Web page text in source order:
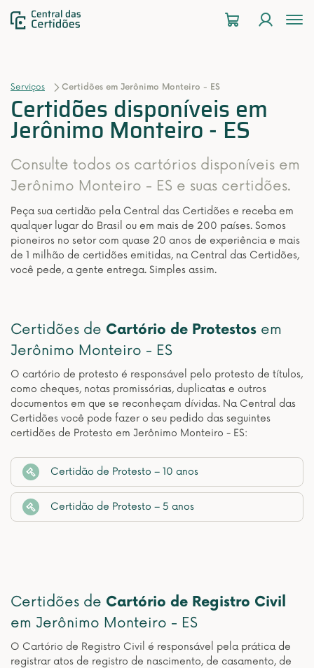
Serviços Certidões em Jerônimo Monteiro - ES
Certidões disponíveis em
Jerônimo Monteiro - ES
Consulte todos os cartórios disponíveis em
Jerônimo Monteiro - ES e suas certidões.
Peça sua certidão pela Central das Certidões e receba em
qualquer lugar do Brasil ou em mais de 200 países. Somos
pioneiros no setor com quase 20 anos de experiência e mais
de 1 milhão de certidões emitidas, na Central das Certidões,
você pede, a gente entrega. Simples assim.
Certidões de Cartório de Protestos em
Jerônimo Monteiro - ES
O cartório de protesto é responsável pelo protesto de títulos,
como cheques, notas promissórias, duplicatas e outros
documentos em que se reconheçam dívidas. Na Central das
Certidões você pode fazer o seu pedido das seguintes
certidões de Protesto em Jerônimo Monteiro - ES:
Certidão de Protesto – 10 anos
Certidão de Protesto – 5 anos
Certidões de Cartório de Registro Civil
em Jerônimo Monteiro - ES
O Cartório de Registro Civil é responsável pela prática de
registrar atos de registro de nascimento, de casamento, de